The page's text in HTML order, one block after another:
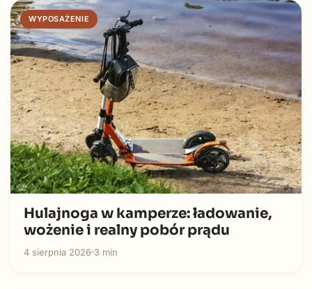
WYPOSAŻENIE
Hulajnoga w kamperze: ładowanie,
wożenie i realny pobór prądu
4 sierpnia 2026 3 min